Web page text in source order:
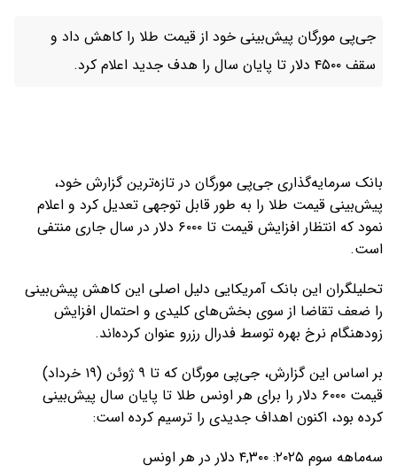
جی‌پی مورگان پیش‌بینی خود از قیمت طلا را کاهش داد و
سقف ۴۵۰۰ دلار تا پایان سال را هدف جدید اعلام کرد.
بانک سرمایه‌گذاری جی‌پی مورگان در تازه‌ترین گزارش خود،
پیش‌بینی قیمت طلا را به طور قابل توجهی تعدیل کرد و اعلام
نمود که انتظار افزایش قیمت تا ۶۰۰۰ دلار در سال جاری منتفی
است.
تحلیلگران این بانک آمریکایی دلیل اصلی این کاهش پیش‌بینی
را ضعف تقاضا از سوی بخش‌های کلیدی و احتمال افزایش
زودهنگام نرخ بهره توسط فدرال رزرو عنوان کرده‌اند.
بر اساس این گزارش، جی‌پی مورگان که تا ۹ ژوئن (۱۹ خرداد)
قیمت ۶۰۰۰ دلار را برای هر اونس طلا تا پایان سال پیش‌بینی
کرده بود، اکنون اهداف جدیدی را ترسیم کرده است:
سه‌ماهه سوم ۲۰۲۵: ۴,۳۰۰ دلار در هر اونس